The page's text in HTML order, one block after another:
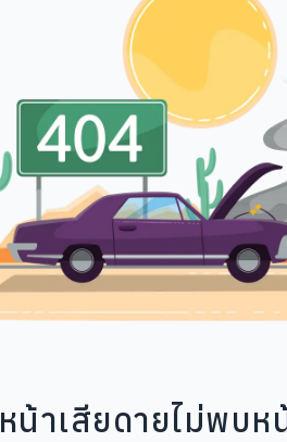
หน้าเสียดายไม่พบ